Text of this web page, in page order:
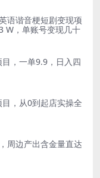
语谐音梗短剧变现项
W，单账号变现几十
，一单9.9，日入四
，从0到起店实操全
周边产出含金量直达